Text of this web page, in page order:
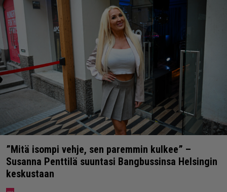
”Mitä isompi vehje, sen paremmin kulkee” –
Susanna Penttilä suuntasi Bangbussinsa Helsingin
keskustaan